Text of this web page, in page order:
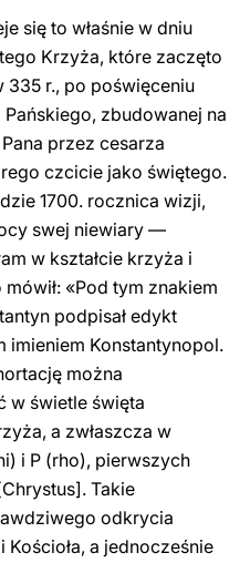
się to właśnie w dniu
Krzyża, które zaczęto
r., po poświęceniu
zbudowanej na
przez cesarza
czcicie jako świętego.
1700. rocznica wizji,
swej niewiary —
w kształcie krzyża i
mówił: «Pod tym znakiem
podpisał edykt
imieniem Konstantynopol.
można
w świetle święta
a zwłaszcza w
i P (rho), pierwszych
Takie
odkrycia
a jednocześnie